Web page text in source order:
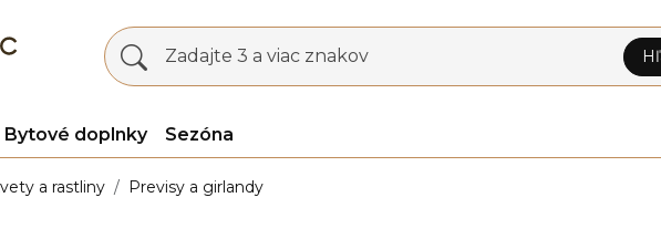
Zadajte 3 a viac znakov
Bytové doplnky Sezóna
a rastliny Previsy a girlandy